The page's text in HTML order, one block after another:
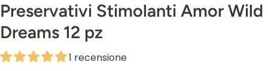
Preservativi Stimolanti Amor Wild
Dreams 12 pz
1 recensione